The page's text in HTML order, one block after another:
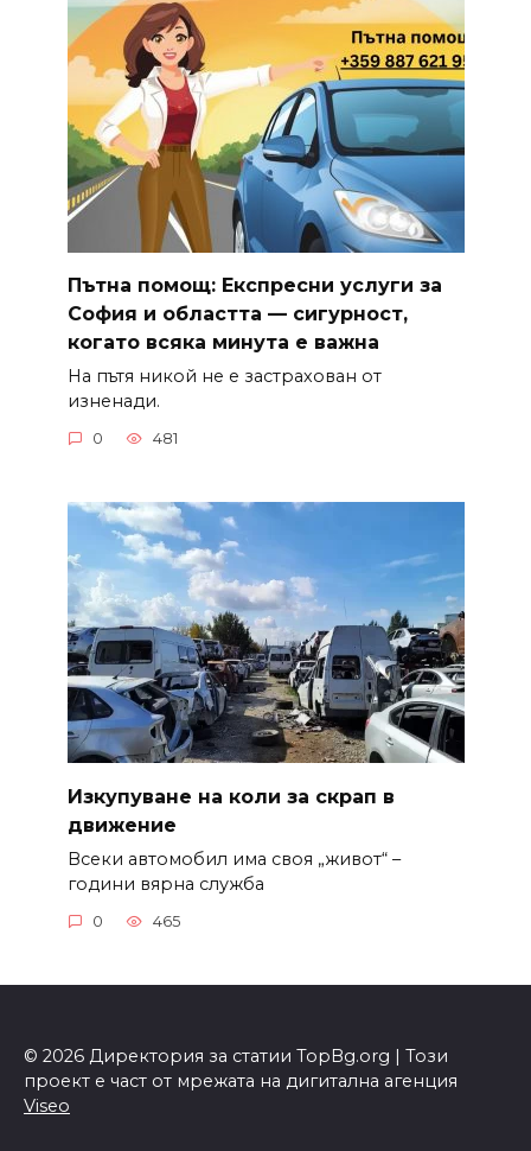
Пътна помощ: Експресни услуги за
София и областта — сигурност,
когато всяка минута е важна
На пътя никой не е застрахован от
изненади.
0 481
Изкупуване на коли за скрап в
движение
Всеки автомобил има своя „живот“ –
години вярна служба
0 465
© 2026 Директория за статии TopBg.org | Този
проект е част от мрежата на дигитална агенция
Viseo